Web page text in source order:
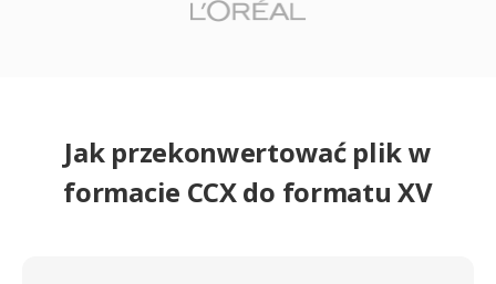
Jak przekonwertować plik w
formacie CCX do formatu XV